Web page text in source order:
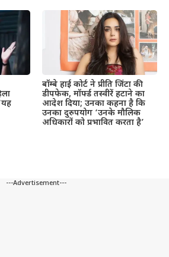
बॉम्बे हाई कोर्ट ने प्रीति जिंटा की
डीपफेक, मॉर्फ्ड तस्वीरें हटाने का
आदेश दिया; उनका कहना है कि
उनका दुरुपयोग ‘उनके मौलिक
अधिकारों को प्रभावित करता है’
---Advertisement---